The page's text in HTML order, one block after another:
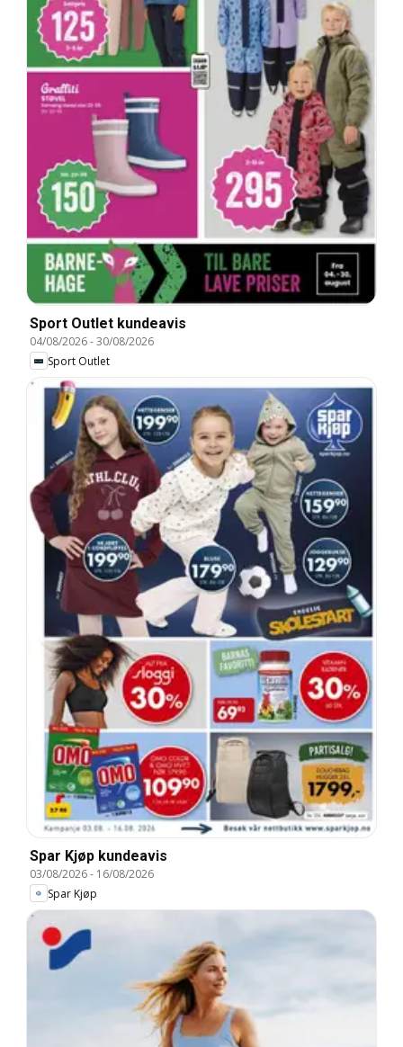
Sport Outlet kundeavis
04/08/2026-30/08/2026
Sport Outlet
Spar Kjøp kundeavis
03/08/2026- 16/08/2026
Spar Kjøp